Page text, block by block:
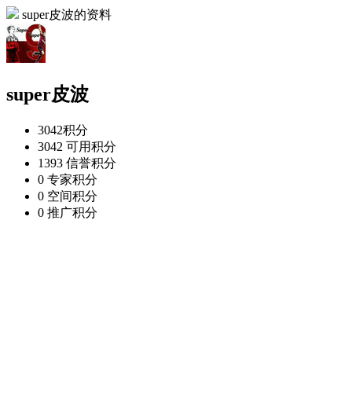
super皮波的资料
super皮波
3042积分
3042 可用积分
1393 信誉积分
0 专家积分
0 空间积分
0 推广积分